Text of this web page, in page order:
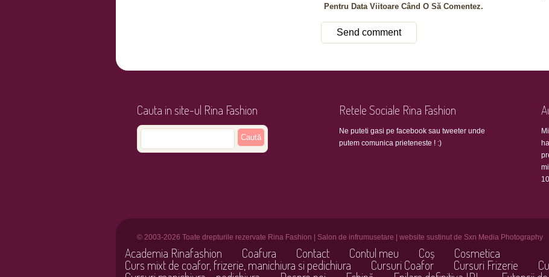
Pentru Data Viitoare Când O Să Comentez.
Cauta in site-ul Rina Fashion Retele Sociale Rina Fashion
Ne puteti gasi pe facebook sau tweeter unde
putem comunica prieteneste ! :)
© 2003-2026 Toate drepturile rezervate Rina Fashion | Salon de infrumusetare | website sustinut de Sxn Media Photography
Academia Rinafashion Coafura Contact Contul meu Coș Cosmetica
Curs mixt de coafor, frizerie, manichiura si pedichiura Cursuri Coafor Cursuri Frizerie